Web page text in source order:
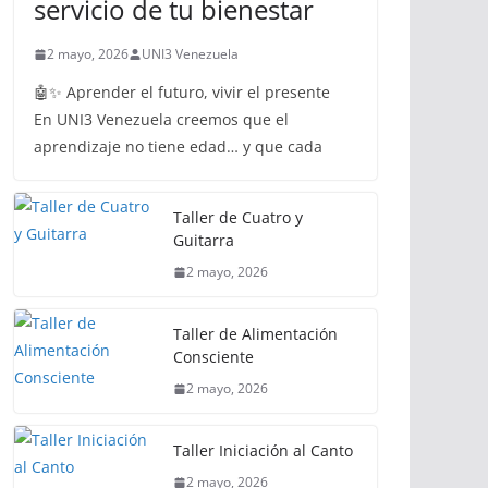
servicio de tu bienestar
2 mayo, 2026 UNI3 Venezuela
🤖✨ Aprender el futuro, vivir el presente
En UNI3 Venezuela creemos que el
aprendizaje no tiene edad… y que cada
Taller de Cuatro y
Guitarra
2 mayo, 2026
Taller de Alimentación
Consciente
2 mayo, 2026
Taller Iniciación al Canto
2 mayo, 2026